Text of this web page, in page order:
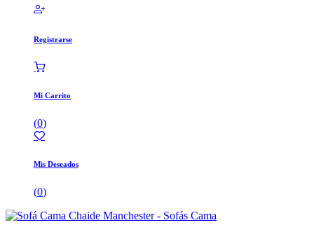
Registrarse
Mi Carrito
(0)
Mis Deseados
(0)